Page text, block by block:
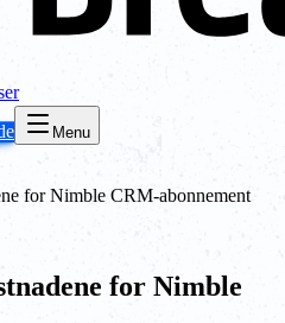
Menu
for Nimble CRM-abonnement
for Nimble